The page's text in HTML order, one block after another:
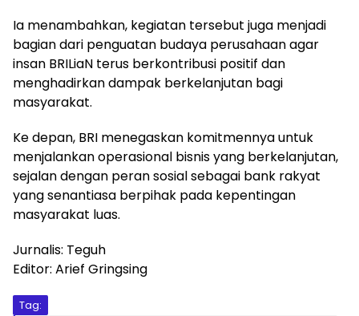
Ia menambahkan, kegiatan tersebut juga menjadi
bagian dari penguatan budaya perusahaan agar
insan BRILiaN terus berkontribusi positif dan
menghadirkan dampak berkelanjutan bagi
masyarakat.
Ke depan, BRI menegaskan komitmennya untuk
menjalankan operasional bisnis yang berkelanjutan,
sejalan dengan peran sosial sebagai bank rakyat
yang senantiasa berpihak pada kepentingan
masyarakat luas.
Jurnalis: Teguh
Editor: Arief Gringsing
Tag: